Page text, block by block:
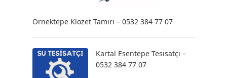
Örnektepe Klozet Tamiri – 0532 384 77 07
Kartal Esentepe Tesisatçı –
0532 384 77 07